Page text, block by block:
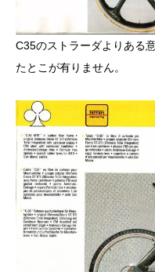
C35のストラーダよりある
たとこが有りません。